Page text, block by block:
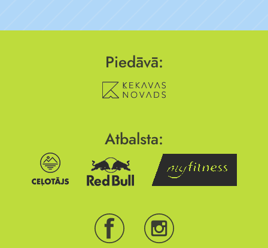
Piedāvā:
Atbalsta: